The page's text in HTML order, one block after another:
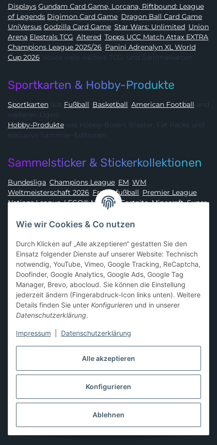
Displays Gundam Card Game, Lorcana, Riftbound: League
of Legends
Digimon Card Game, Dragon Ball Card Game,
UniVersus
Godzilla Card Game, Star Wars: Unlimited, Union
Arena
Elestrals TCG, Altered, Topps UCC Match Attax EXTRA
Champions League 2025/26, Panini Adrenalyn XL World
Cup 2026, sowie viele weitere TCG- und Sammelkarten
Sportkarten & Hobby-Produkte
Sportkarten aus Fußball, Basketball, American Football und
weiteren Ligen
Hobby-Produkte
exklusive Sammler-Editionen
Sammelsticker & Stickerkollektionen
Bundesliga, Champions League, EM, WM,
Weltmeisterschaft 2026, Frauenfußball, Premier League,
Nations League, LEGO® Ninjago Fortnite,Minecraft,Super
Asterix
Sammelkarten-Zubehör &
Schutzprodukte
Card Sleeves, Penny Sleeves, Premium Sleeves,Toploader
Magnetic Holder, Sammelalben / Binder / Pocket Pages
Deckboxen ,Playmats undAufbewahrungslösungen
Vertrag widerrufen
* Alle Preise inkl. gesetzlicher USt., zzgl.Versand
** Differenzbesteuerung gemäß § 25a UStG,
Alle akzeptieren
Konfigurieren
Ablehnen
Wie wir Cookies & Co nutzen
Durch Klicken auf „Alle akzeptieren“ gestatten Sie den
Einsatz folgender Dienste auf unserer Website: Technisch
notwendig, YouTube, Vimeo, Google Tracking, ReCaptcha,
Doofinder, Google Analytics, Google Ads, Google Tag
Manager, Brevo, abocloud. Sie können die Einstellung
jederzeit ändern (Fingerabdruck-Icon links unten). Weitere
Details finden Sie unter Konfigurieren und in unserer
Datenschutzerklärung.
Impressum Datenschutzerklärung